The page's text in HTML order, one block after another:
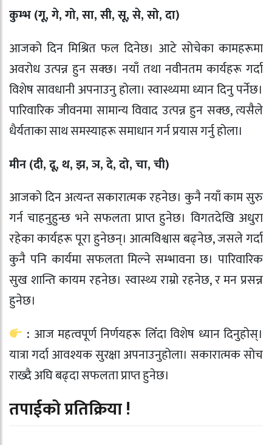
कुम्भ (गू, गे, गो, सा, सी, सू, से, सो, दा)
आजको दिन मिश्रित फल दिनेछ। आटे सोचेका कामहरूमा
अवरोध उत्पन्न हुन सक्छ। नयाँ तथा नवीनतम कार्यहरू गर्दा
विशेष सावधानी अपनाउनु होला। स्वास्थ्यमा ध्यान दिनु पर्नेछ।
पारिवारिक जीवनमा सामान्य विवाद उत्पन्न हुन सक्छ, त्यसैले
धैर्यताका साथ समस्याहरू समाधान गर्न प्रयास गर्नु होला।
मीन (दी, दू, थ, झ, ञ, दे, दो, चा, ची)
आजको दिन अत्यन्त सकारात्मक रहनेछ। कुनै नयाँ काम सुरु
गर्न चाहनुहुन्छ भने सफलता प्राप्त हुनेछ। विगतदेखि अधुरा
रहेका कार्यहरू पूरा हुनेछन्। आत्मविश्वास बढ्नेछ, जसले गर्दा
कुनै पनि कार्यमा सफलता मिल्ने सम्भावना छ। पारिवारिक
सुख शान्ति कायम रहनेछ। स्वास्थ्य राम्रो रहनेछ, र मन प्रसन्न
हुनेछ।
: आज महत्वपूर्ण निर्णयहरू लिँदा विशेष ध्यान दिनुहोस्।
यात्रा गर्दा आवश्यक सुरक्षा अपनाउनुहोला। सकारात्मक सोच
राख्दै अघि बढ्दा सफलता प्राप्त हुनेछ।
तपाईको प्रतिक्रिया !